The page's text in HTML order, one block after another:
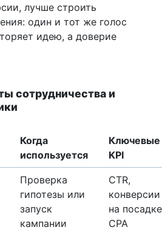
лучше строить
один и тот же голос
идею, а доверие
сотрудничества и
Когда
используется
Ключевые
KPI
Проверка
гипотезы или
запуск
кампании
CTR,
конверсии
на
CPA